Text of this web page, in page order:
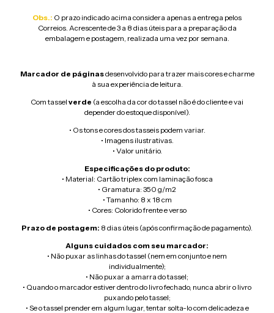
Obs.: O prazo indicado acima considera apenas a entrega pelos
Correios. Acrescente de 3 a 8 dias úteis para a preparação da
embalagem e postagem, realizada uma vez por semana.
Marcador de páginasdesenvolvido para trazer mais cores e charme
à sua experiência de leitura.
Com tassel verde (a escolha da cor do tassel não é do cliente e vai
depender do estoque disponível).
• Os tons e cores dos tasseis podem variar.
• Imagens ilustrativas.
• Valor unitário.
Especificações do produto:
• Material: Cartão triplex com laminação fosca
• Gramatura: 350 g/m2
• Tamanho: 8 x 18 cm
• Cores: Colorido frente e verso
Prazo de postagem: 8 dias úteis (após confirmação de pagamento).
Alguns cuidados com seu marcador:
• Não puxar as linhas do tassel (nem em conjunto e nem
individualmente);
• Não puxar a amarra do tassel;
• Quando o marcador estiver dentro do livro fechado, nunca abrir o livro
puxando pelo tassel;
• Se o tassel prender em algum lugar, tentar solta-lo com delicadeza e